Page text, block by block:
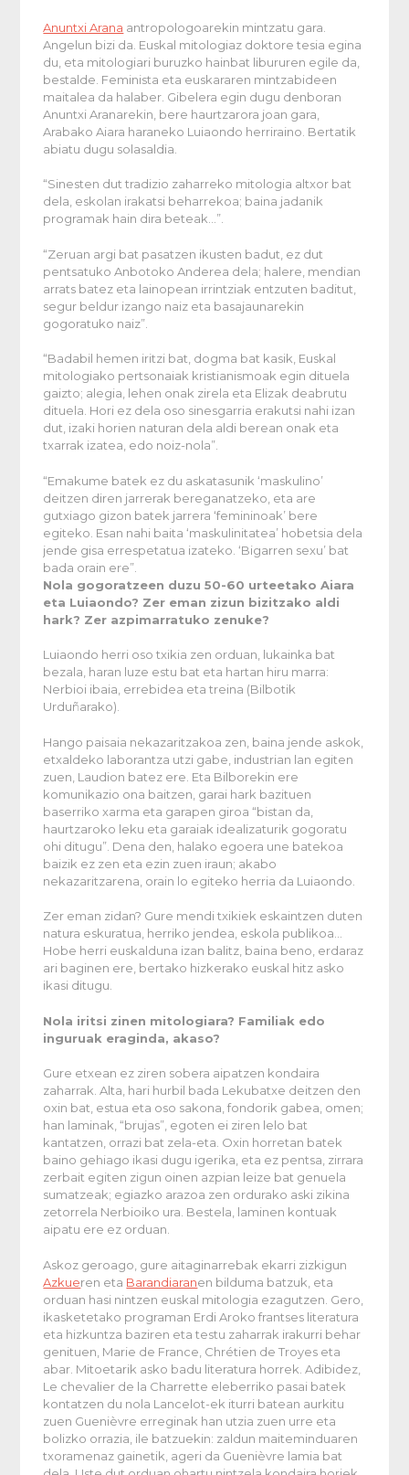
Anuntxi Arana antropologoarekin mintzatu gara.
Angelun bizi da. Euskal mitologiaz doktore tesia egina
du, eta mitologiari buruzko hainbat libururen egile da,
bestalde. Feminista eta euskararen mintzabideen
maitalea da halaber. Gibelera egin dugu denboran
Anuntxi Aranarekin, bere haurtzarora joan gara,
Arabako Aiara haraneko Luiaondo herriraino. Bertatik
abiatu dugu solasaldia.
“Sinesten dut tradizio zaharreko mitologia altxor bat
dela, eskolan irakatsi beharrekoa; baina jadanik
programak hain dira beteak…”.
“Zeruan argi bat pasatzen ikusten badut, ez dut
pentsatuko Anbotoko Anderea dela; halere, mendian
arrats batez eta lainopean irrintziak entzuten baditut,
segur beldur izango naiz eta basajaunarekin
gogoratuko naiz”.
“Badabil hemen iritzi bat, dogma bat kasik, Euskal
mitologiako pertsonaiak kristianismoak egin dituela
gaizto; alegia, lehen onak zirela eta Elizak deabrutu
dituela. Hori ez dela oso sinesgarria erakutsi nahi izan
dut, izaki horien naturan dela aldi berean onak eta
txarrak izatea, edo noiz-nola”.
“Emakume batek ez du askatasunik ‘maskulino’
deitzen diren jarrerak bereganatzeko, eta are
gutxiago gizon batek jarrera ‘femininoak’ bere
egiteko. Esan nahi baita ‘maskulinitatea’ hobetsia dela
jende gisa errespetatua izateko. ‘Bigarren sexu’ bat
bada orain ere”.
Nola gogoratzeen duzu 50-60 urteetako Aiara
eta Luiaondo? Zer eman zizun bizitzako aldi
hark? Zer azpimarratuko zenuke?
Luiaondo herri oso txikia zen orduan, lukainka bat
bezala, haran luze estu bat eta hartan hiru marra:
Nerbioi ibaia, errebidea eta treina (Bilbotik
Urduñarako).
Hango paisaia nekazaritzakoa zen, baina jende askok,
etxaldeko laborantza utzi gabe, industrian lan egiten
zuen, Laudion batez ere. Eta Bilborekin ere
komunikazio ona baitzen, garai hark bazituen
baserriko xarma eta garapen giroa “bistan da,
haurtzaroko leku eta garaiak idealizaturik gogoratu
ohi ditugu”. Dena den, halako egoera une batekoa
baizik ez zen eta ezin zuen iraun; akabo
nekazaritzarena, orain lo egiteko herria da Luiaondo.
Zer eman zidan? Gure mendi txikiek eskaintzen duten
natura eskuratua, herriko jendea, eskola publikoa…
Hobe herri euskalduna izan balitz, baina beno, erdaraz
ari baginen ere, bertako hizkerako euskal hitz asko
ikasi ditugu.
Nola iritsi zinen mitologiara? Familiak edo
inguruak eraginda, akaso?
Gure etxean ez ziren sobera aipatzen kondaira
zaharrak. Alta, hari hurbil bada Lekubatxe deitzen den
oxin bat, estua eta oso sakona, fondorik gabea, omen;
han laminak,“brujas” , egoten ei ziren lelo bat
kantatzen, orrazi bat zela-eta. Oxin horretan batek
baino gehiago ikasi dugu igerika, eta ez pentsa, zirrara
zerbait egiten zigun oinen azpian leize bat genuela
sumatzeak; egiazko arazoa zen ordurako aski zikina
zetorrela Nerbioiko ura. Bestela, laminen kontuak
aipatu ere ez orduan.
Askoz geroago, gure aitaginarrebak ekarri zizkigun
Azkueren eta Barandiaranen bilduma batzuk, eta
orduan hasi nintzen euskal mitologia ezagutzen. Gero,
ikasketetako programan Erdi Aroko frantses literatura
eta hizkuntza baziren eta testu zaharrak irakurri behar
genituen, Marie de France, Chrétien de Troyes eta
abar. Mitoetarik asko badu literatura horrek. Adibidez,
Le chevalier de la Charrette eleberriko pasai batek
kontatzen du nola Lancelot-ek iturri batean aurkitu
zuen Guenièvre erreginak han utzia zuen urre eta
bolizko orrazia, ile batzuekin: zaldun maiteminduaren
txoramenaz gainetik, ageri da Guenièvre lamia bat